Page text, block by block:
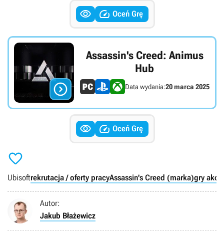
  Oceń Grę

Assassin's Creed: Animus
Hub
Data wydania:20 marca 2025
  Oceń Grę

Ubisoftrekrutacja / oferty pracyAssassin's Creed (marka)gry akcji
Autor:
Jakub Błażewicz